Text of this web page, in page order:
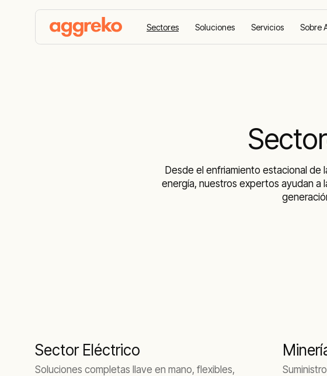
Sectores Soluciones Servicios Sobre
Desde el enfriamiento estacional de
energía, nuestros expertos ayudan a
Sector Eléctrico
Soluciones completas llave en mano, flexibles,